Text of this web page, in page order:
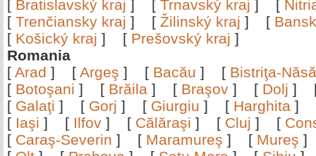
[ Bratislavský kraj ] [ Trnavský kraj ] [
[ Trenčiansky kraj ] [ Žilinský kraj ] [
[ Košický kraj ] [ Prešovský kraj ]
Romania
[ Arad ] [ Argeş ] [ Bacău ] [ Bistriţa-
[ Botoşani ] [ Brăila ] [ Braşov ] [ Dolj ]
[ Galaţi ] [ Gorj ] [ Giurgiu ] [ Harghita ]
[ Iaşi ] [ Ilfov ] [ Călăraşi ] [ Cluj ] [
[ Caraş-Severin ] [ Maramureş ] [ Mureş